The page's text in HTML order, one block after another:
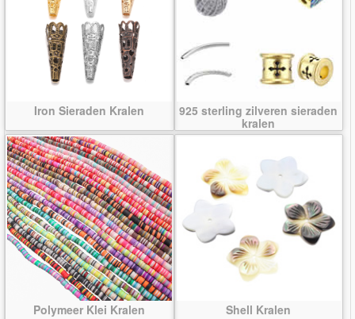
Iron Sieraden Kralen
925 sterling zilveren sieraden
kralen
Polymeer Klei Kralen Shell Kralen